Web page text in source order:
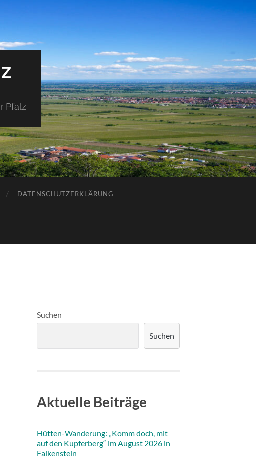
Pfalz
DATENSCHUTZERKLÄRUNG
Suchen
Suchen
Aktuelle Beiträge
Hütten-Wanderung: „Komm doch, mit
auf den Kupferberg“ im August 2026 in
Falkenstein